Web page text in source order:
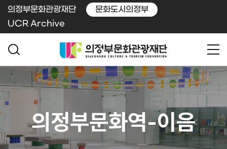
의정부문화관광재단
문화도시의정부
UCR Archive
의정부문화역-이음